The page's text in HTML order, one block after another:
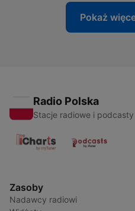
Pokaż
Radio Polska
Stacje radiowe i podcasty
Zasoby
Nadawcy radiowi